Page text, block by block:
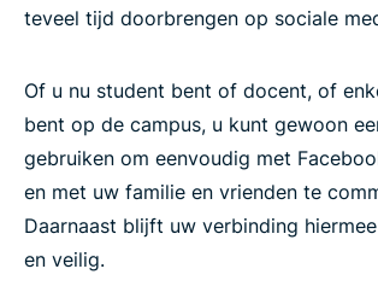
teveel tijd doorbrengen op sociale
Of u nu student bent of docent, of
bent op de campus, u kunt gewoon
gebruiken om eenvoudig met
en met uw familie en vrienden te
Daarnaast blijft uw verbinding
en veilig.